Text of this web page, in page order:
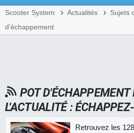
Scooter System Actualités Sujets
d'échappement
POT D'ÉCHAPPEMENT
L'ACTUALITÉ :
Retrouvez les